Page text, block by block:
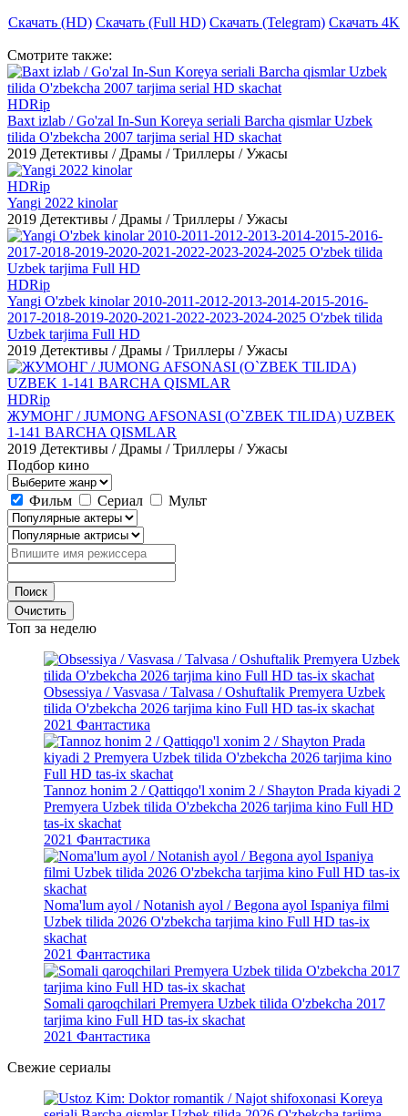
Скачать (HD) Скачать (Full HD) Скачать (Telegram) Скачать 4K
Смотрите также:
HDRip
Baxt izlab / Go'zal In-Sun Koreya seriali Barcha qismlar Uzbek
tilida O'zbekcha 2007 tarjima serial HD skachat
2019 Детективы / Драмы / Триллеры / Ужасы
HDRip
Yangi 2022 kinolar
2019 Детективы / Драмы / Триллеры / Ужасы
HDRip
Yangi O'zbek kinolar 2010-2011-2012-2013-2014-2015-2016-
2017-2018-2019-2020-2021-2022-2023-2024-2025 O'zbek tilida
Uzbek tarjima Full HD
2019 Детективы / Драмы / Триллеры / Ужасы
HDRip
ЖУМОНГ / JUMONG AFSONASI (O`ZBEK TILIDA) UZBEK
1-141 BARCHA QISMLAR
2019 Детективы / Драмы / Триллеры / Ужасы
Подбор кино
Фильм Сериал Мульт
Топ за неделю
Obsessiya / Vasvasa / Talvasa / Oshuftalik Premyera Uzbek
tilida O'zbekcha 2026 tarjima kino Full HD tas-ix skachat
2021 Фантастика
Tannoz honim 2 / Qattiqqo'l xonim 2 / Shayton Prada kiyadi 2
Premyera Uzbek tilida O'zbekcha 2026 tarjima kino Full HD
tas-ix skachat
2021 Фантастика
Noma'lum ayol / Notanish ayol / Begona ayol Ispaniya filmi
Uzbek tilida 2026 O'zbekcha tarjima kino Full HD tas-ix
skachat
2021 Фантастика
Somali qaroqchilari Premyera Uzbek tilida O'zbekcha 2017
tarjima kino Full HD tas-ix skachat
2021 Фантастика
Свежие сериалы